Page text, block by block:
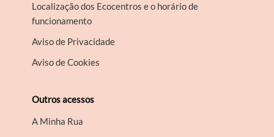
Localização dos Ecocentros e o horário de
funcionamento
Aviso de Privacidade
Aviso de Cookies
Outros acessos
A Minha Rua